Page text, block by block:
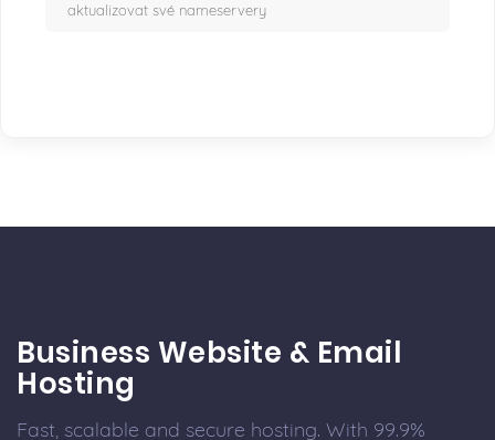
aktualizovat své nameservery
Business Website & Email
Hosting
Fast, scalable and secure hosting. With 99.9%